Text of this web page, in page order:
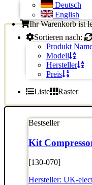
Deutsch
English
Ihr Warenkorb ist
Sortieren nach:
Produkt
Modell
Hersteller
Preis
Liste
Raster
Bestseller
Kit
[130-070]
Hersteller: UK-